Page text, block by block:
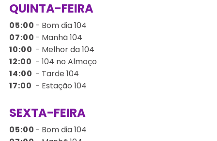
QUINTA-FEIRA
05:00 - Bom dia 104
07:00 - Manhã 104
10:00 - Melhor da 104
12:00 -104 no Almoço
14:00 - Tarde 104
17:00 - Estação 104
SEXTA-FEIRA
05:00 - Bom dia 104